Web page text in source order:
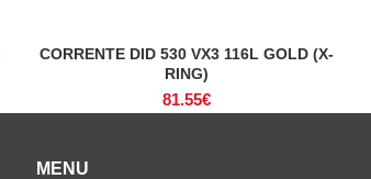
ADICIONAR
CORRENTE DID 530 VX3 116L GOLD (X-
RING)
81.55€
MENU